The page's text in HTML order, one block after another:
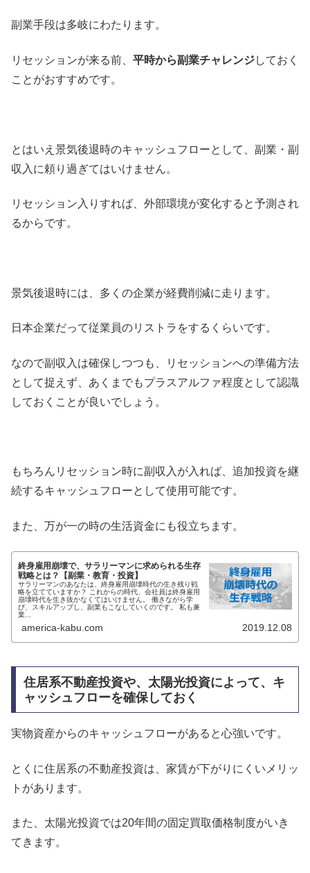
副業手段は多岐にわたります。
リセッションが来る前、 平時から副業チャレンジしておく
ことがおすすめです。
とはいえ景気後退時のキャッシュフローとして、副業・副
収入に頼り過ぎてはいけません。
リセッション入りすれば、外部環境が変化すると予測され
るからです。
景気後退時には、多くの企業が経費削減に走ります。
日本企業だって従業員のリストラをするくらいです。
なので副収入は確保しつつも、リセッションへの準備方法
として捉えず、あくまでもプラスアルファ程度として認識
しておくことが良いでしょう。
もちろんリセッション時に副収入が入れば、追加投資を継
続するキャッシュフローとして使用可能です。
また、万が一の時の生活資金にも役立ちます。
終身雇用崩壊で、サラリーマンに求められる生存
戦略とは？【副業・教育・投資】
サラリーマンのあなたは、終身雇用崩壊時代の生き残り戦
略を立てていますか？ これからの時代、会社員は終身雇用
崩壊時代を生き抜かなくてはいけません。 働きながら学
び、スキルアップし、副業もこなしていくのです。 私も兼
業...
america-kabu.com 2019.12.08
住居系不動産投資や、太陽光投資によって、キ
ャッシュフローを確保しておく
実物資産からのキャッシュフローがあると心強いです。
とくに住居系の不動産投資は、家賃が下がりにくいメリッ
トがあります。
また、太陽光投資では20年間の固定買取価格制度がいき
てきます。